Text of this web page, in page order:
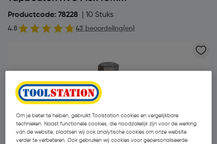
Productcode: 78228 | 10 Stuks
4.8 43 beoordeling(en)
Om je beter te helpen, gebruikt Toolstation cookies en vergelijkbare
technieken. Naast functionele cookies, die noodzakelijk zijn voor de werking
van de website, plaatsen wij ook analytische cookies om onze website
verder te verbeteren. Ook gebruiken wij cookies voor gepersonaliseerde